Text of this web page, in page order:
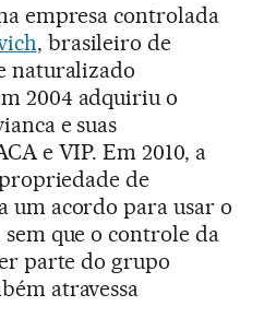
empresa controlada
, brasileiro de
naturalizado
2004 adquiriu o
e suas
e VIP. Em 2010, a
de
um acordo para usar o
que o controle da
parte do grupo
atravessa